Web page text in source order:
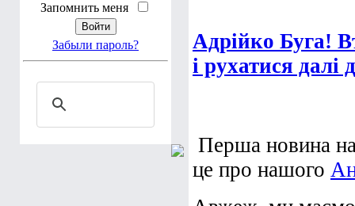
Запомнить меня
Забыли пароль?
Адрійко Буга!
і рухатися
Перша новина
це про нашого